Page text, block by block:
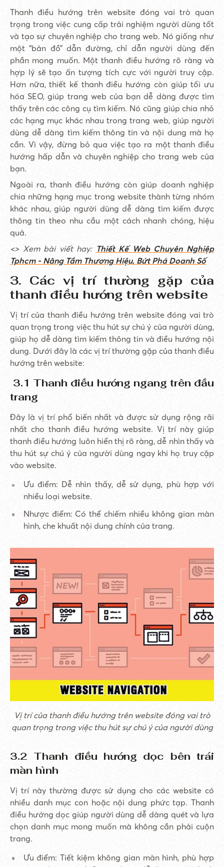
Thanh điều hướng trên website đóng vai trò quan
trọng trong việc cung cấp trải nghiệm người dùng tốt
và tạo sự chuyên nghiệp cho trang web. Nó giống như
một “bản đồ” dẫn đường, chỉ dẫn người dùng đến
phần mong muốn. Một thanh điều hướng rõ ràng và
hợp lý sẽ tạo ấn tượng tích cực với người truy cập.
Hơn nữa, thiết kế thanh điều hướng còn giúp tối ưu
hóa SEO, giúp trang web của bạn dễ dàng được tìm
thấy trên các công cụ tìm kiếm. Nó cũng giúp chia nhỏ
các hạng mục khác nhau trong trang web, giúp người
dùng dễ dàng tìm kiếm thông tin và nội dung mà họ
cần. Vì vậy, đừng bỏ qua việc tạo ra một thanh điều
hướng hấp dẫn và chuyên nghiệp cho trang web của
bạn.
Ngoài ra, thanh điều hướng còn giúp doanh nghiệp
chia những hạng mục trong website thành từng nhóm
khác nhau, giúp người dùng dễ dàng tìm kiếm được
thông tin theo nhu cầu một cách nhanh chóng, hiệu
quả.
<> Xem bài viết hay: Thiết Kế Web Chuyên Nghiệp
Tphcm - Nâng Tầm Thương Hiệu, Bứt Phá Doanh Số
3. Các vị trí thường gặp của
thanh điều hướng trên website
Vị trí của thanh điều hướng trên website đóng vai trò
quan trọng trong việc thu hút sự chú ý của người dùng,
giúp họ dễ dàng tìm kiếm thông tin và điều hướng nội
dung. Dưới đây là các vị trí thường gặp của thanh điều
hướng trên website:
3.1 Thanh điều hướng ngang trên đầu
trang
Đây là vị trí phổ biến nhất và được sử dụng rộng rãi
nhất cho thanh điều hướng website. Vị trí này giúp
thanh điều hướng luôn hiển thị rõ ràng, dễ nhìn thấy và
thu hút sự chú ý của người dùng ngay khi họ truy cập
vào website.
Ưu điểm: Dễ nhìn thấy, dễ sử dụng, phù hợp với
nhiều loại website.
Nhược điểm: Có thể chiếm nhiều không gian màn
hình, che khuất nội dung chính của trang.
Vị trí của thanh điều hướng trên website đóng vai trò
quan trọng trong việc thu hút sự chú ý của người dùng
3.2 Thanh điều hướng dọc bên trái
màn hình
Vị trí này thường được sử dụng cho các website có
nhiều danh mục con hoặc nội dung phức tạp. Thanh
điều hướng dọc giúp người dùng dễ dàng quét và lựa
chọn danh mục mong muốn mà không cần phải cuộn
trang.
Ưu điểm: Tiết kiệm không gian màn hình, phù hợp